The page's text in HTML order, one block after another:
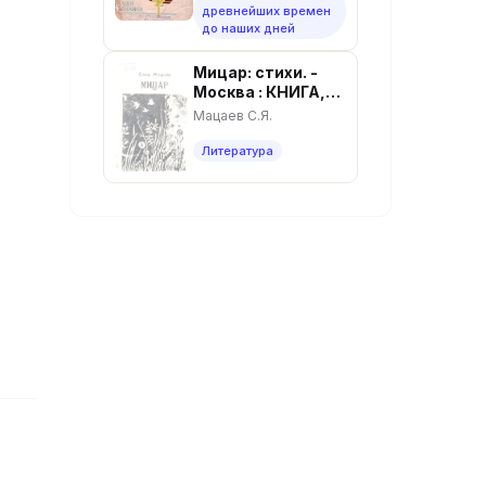
Ингушского
обкома КПСС
древнейших времен
до наших дней
Мицар: стихи. -
Москва : КНИГА,
1992. - 140 с.
Мацаев С.Я.
Литература